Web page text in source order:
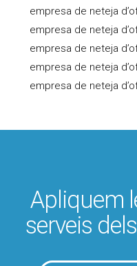
empresa de neteja
empresa de neteja
empresa de neteja
empresa de neteja
empresa de neteja
Apliquem
serveis